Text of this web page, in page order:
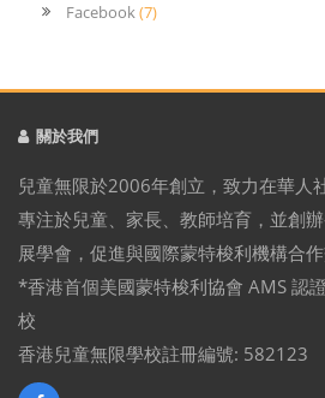
Facebook(7)
關於我們
兒童無限於2006年創立，致力在華人
專注於兒童、家長、教師培育，並創
展學會，促進與國際蒙特梭利機構合作
*香港首個美國蒙特梭利協會 AMS 認
校
香港兒童無限學校註冊編號: 582123